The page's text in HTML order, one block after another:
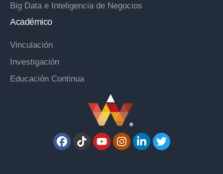
Big Data e Inteligencia de Negocios
Académico
Vinculación
Investigación
Educación Continua